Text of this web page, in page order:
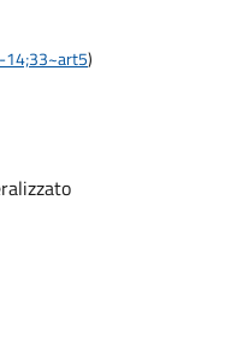
14;33~art5)